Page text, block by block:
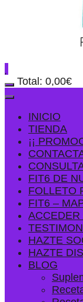
Total: 0,00€
INICIO
TIENDA
¡¡
FIT6 DE
FOLLETO
FIT6 –
HAZTE
HAZTE
BLOG